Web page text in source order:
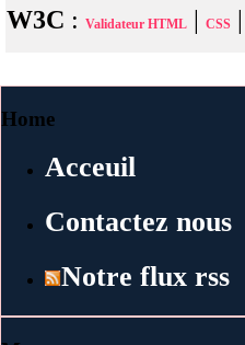
W3C : Validateur HTML | CSS |
Home
Acceuil
Contactez nous
Notre flux rss